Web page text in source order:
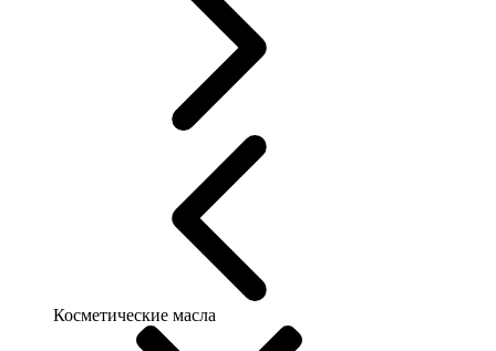
Косметические масла